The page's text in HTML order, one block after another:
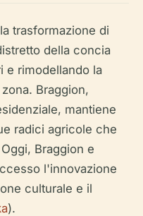
trasformazione di
della concia
e rimodellando la
Braggion,
mantiene
radici agricole che
Braggion e
l'innovazione
culturale e il
).